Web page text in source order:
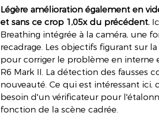
Légère amélioration également en
et sans ce crop 1,05x du précédent.
Breathing intégrée à la caméra, une
recadrage. Les objectifs figurant sur
pour corriger le problème en interne
R6 Mark II. La détection des fausses
nouveauté. Ce qui est intéressant
besoin d'un vérificateur pour
fonction de la scène cadrée.